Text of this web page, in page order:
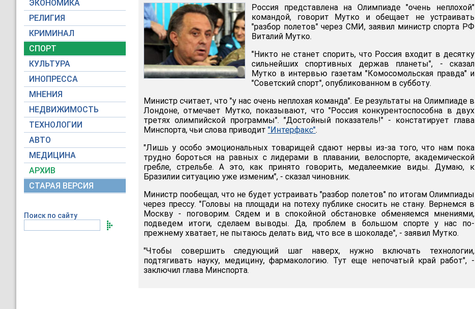
ЭКОНОМИКА
РЕЛИГИЯ
КРИМИНАЛ
СПОРТ
КУЛЬТУРА
ИНОПРЕССА
МНЕНИЯ
НЕДВИЖИМОСТЬ
ТЕХНОЛОГИИ
АВТО
МЕДИЦИНА
АРХИВ
СТАРАЯ ВЕРСИЯ
Поиск по сайту
Россия представлена на Олимпиаде "очень неплохой"
командой, говорит Мутко и обещает не устраивать
"разбор полетов" через СМИ, заявил министр спорта РФ
Виталий Мутко.
"Никто не станет спорить, что Россия входит в десятку
сильнейших спортивных держав планеты", - сказал
Мутко в интервью газетам "Комосомольская правда" и
"Советский спорт", опубликованном в субботу.
Министр считает, что "у нас очень неплохая команда". Ее результаты на Олимпиаде в
Лондоне, отмечает Мутко, показывают, что "Россия конкурентоспособна в двух
третях олимпийской программы". "Достойный показатель!" - констатирует глава
Минспорта, чьи слова приводит "Интерфакс".
"Лишь у особо эмоциональных товарищей сдают нервы из-за того, что нам пока
трудно бороться на равных с лидерами в плавании, велоспорте, академической
гребле, стрельбе. А это, как принято говорить, медалеемкие виды. Думаю, к
Бразилии ситуацию уже изменим", - сказал чиновник.
Министр пообещал, что не будет устраивать "разбор полетов" по итогам Олимпиады
через прессу. "Головы на площади на потеху публике сносить не стану. Вернемся в
Москву - поговорим. Сядем и в спокойной обстановке обменяемся мнениями,
подведем итоги, сделаем выводы. Да, проблем в большом спорте у нас по-
прежнему хватает, не пытаюсь делать вид, что все в шоколаде", - заявил Мутко.
"Чтобы совершить следующий шаг наверх, нужно включать технологии,
подтягивать науку, медицину, фармакологию. Тут еще непочатый край работ", -
заключил глава Минспорта.